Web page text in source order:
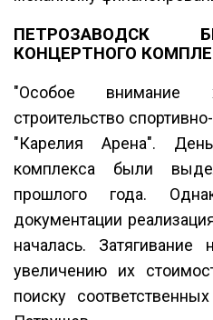
ПЕТРОЗАВОДСК
КОНЦЕРТНОГО
"Особое внимание
строительство
"Карелия Арена".
комплекса были
прошлого года.
документации
началась.
увеличению их
поиску